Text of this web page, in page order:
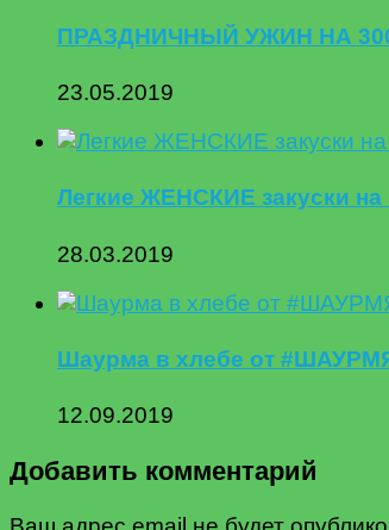
ПРАЗДНИЧНЫЙ УЖИН НА
23.05.2019
Легкие ЖЕНСКИЕ закуски
28.03.2019
Шаурма в хлебе от
12.09.2019
Добавить комментарий